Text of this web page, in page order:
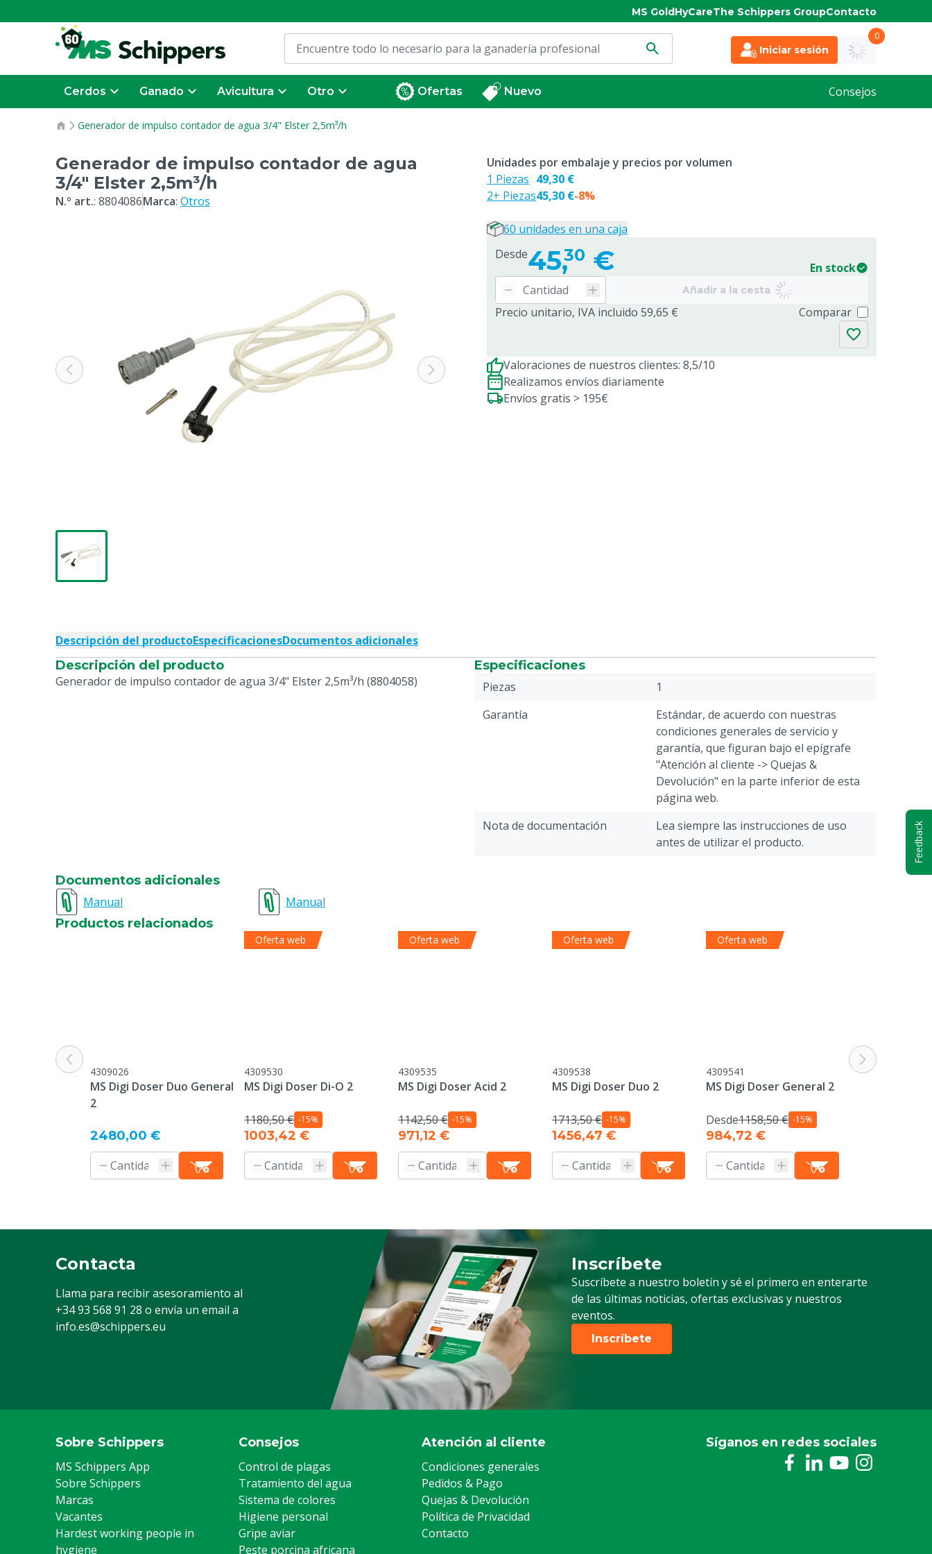
MS GoldHyCareThe Schippers GroupContacto
Iniciar sesión
0
Cerdos Ganado Avicultura Otro Ofertas Nuevo Consejos
Generador de impulso contador de agua 3/4" Elster 2,5m³/h
Generador de impulso contador de agua
3/4" Elster 2,5m³/h
N.º art.: 8804086Marca: Otros
Desde45,30 € En stock
Añadir a la cesta
Precio unitario, IVA incluido 59,65 € Comparar
Unidades por embalaje y precios por volumen
1 Piezas
2+ Piezas
49,30 €
45,30 €-8%
60 unidades en una caja
Valoraciones de nuestros clientes: 8,5/10
Realizamos envíos diariamente
Envíos gratis > 195€
Descripción del productoEspecificacionesDocumentos adicionales
Descripción del producto
Generador de impulso contador de agua 3/4" Elster 2,5m³/h (8804058)
Especificaciones
Piezas
1
Garantía
Estándar, de acuerdo con nuestras
condiciones generales de servicio y
garantía, que figuran bajo el epígrafe
"Atención al cliente -> Quejas &
Devolución" en la parte inferior de esta
página web.
Nota de documentación
Lea siempre las instrucciones de uso
antes de utilizar el producto.
Documentos adicionales
Manual
Manual
Productos relacionados
4309026
MS Digi Doser Duo General
2
2480,00 €
Oferta web
4309530
MS Digi Doser Di-O 2
1180,50 € -15%
1003,42 €
Oferta web
4309535
MS Digi Doser Acid 2
1142,50 € -15%
971,12 €
Oferta web
4309538
MS Digi Doser Duo 2
1713,50 € -15%
1456,47 €
Oferta web
4309541
MS Digi Doser General 2
Desde1158,50 € -15%
984,72 €
4309547
Contacta
Llama para recibir asesoramiento al
+34 93 568 91 28 o envía un email a
info.es@schippers.eu
Inscríbete
Suscríbete a nuestro boletín y sé el primero en enterarte
de las últimas noticias, ofertas exclusivas y nuestros
eventos.
Suscripción a nuestro boletín
Inscríbete
Sobre Schippers
MS Schippers App
Sobre Schippers
Marcas
Vacantes
Hardest working people in
hygiene
Consejos
Control de plagas
Tratamiento del agua
Sistema de colores
Higiene personal
Gripe aviar
Peste porcina africana
Atención al cliente
Condiciones generales
Pedidos & Pago
Quejas & Devolución
Política de Privacidad
Contacto
Síganos en redes sociales
Feedback